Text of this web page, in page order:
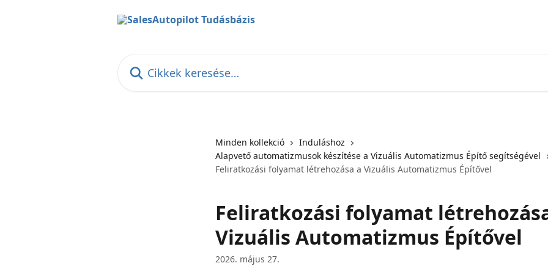
Minden kollekció
Induláshoz
Alapvető automatizmusok készítése a Vizuális Automatizmus Építő segítségével
Feliratkozási folyamat létrehozása a Vizuális Automatizmus Építővel
Feliratkozási folyamat
Vizuális Automatizmus Építővel
2026. május 27.